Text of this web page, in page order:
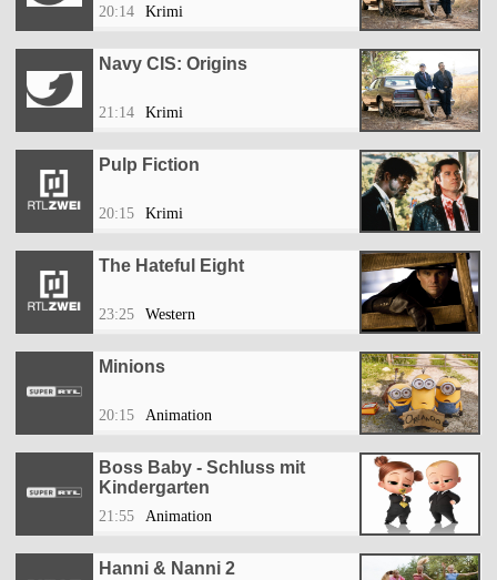
20:14 Krimi
Navy CIS: Origins
21:14 Krimi
Pulp Fiction
20:15 Krimi
The Hateful Eight
23:25 Western
Minions
20:15 Animation
Boss Baby - Schluss mit
Kindergarten
21:55 Animation
Hanni & Nanni 2